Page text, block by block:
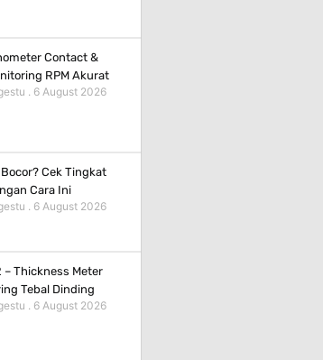
Contact &
RPM Akurat
6 August 2026
Cek Tingkat
Cara Ini
6 August 2026
– Thickness Meter
Tebal Dinding
6 August 2026